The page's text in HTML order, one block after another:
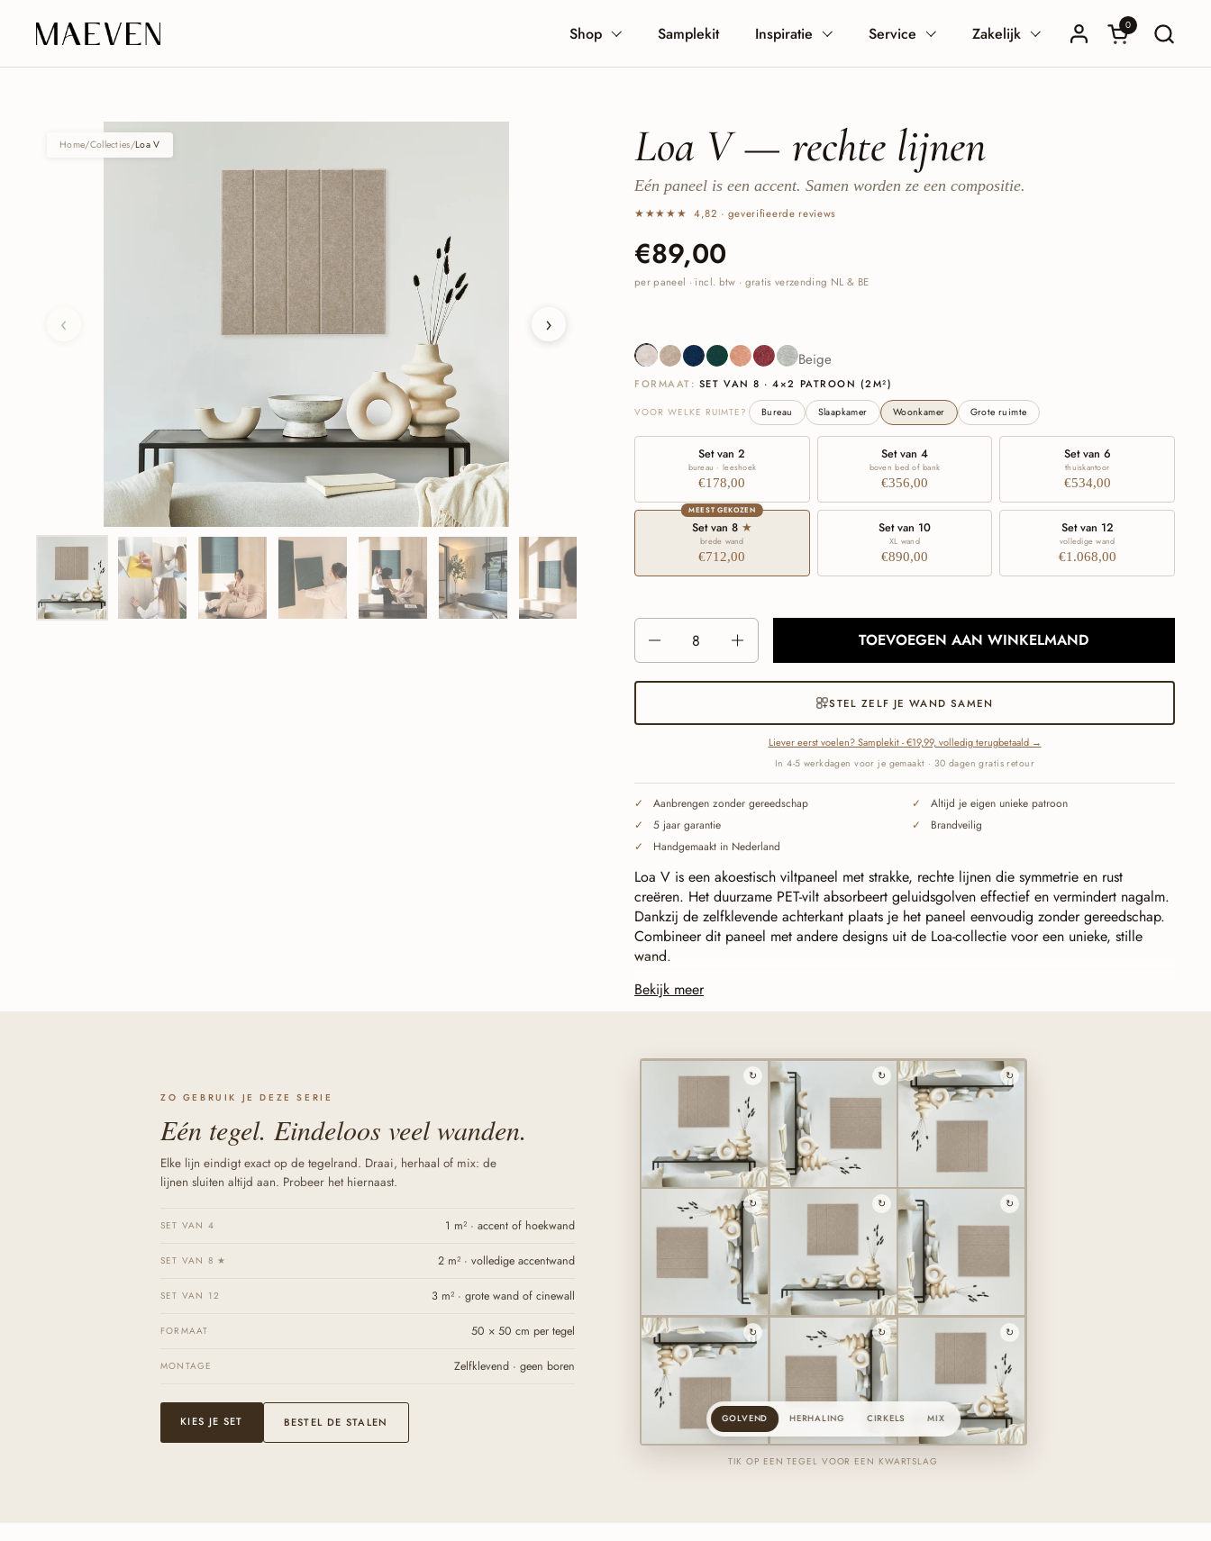
0
Shop Samplekit Inspiratie Service Zakelijk
Home/Collecties/Loa V
‹ ›
Loa V — rechte lijnen
Eén paneel is een accent. Samen worden ze een compositie.
★★★★★ 4,82 · geverifieerde reviews
Prijs:
€89,00
per paneel · incl. btw · gratis verzending NL & BE
BeigeSandNavyDeep Green
CognacBurgundy
Sage Green
Beige
FORMAAT: SET VAN 8 · 4×2 PATROON (2M²)
VOOR WELKE RUIMTE? Bureau Slaapkamer Woonkamer Grote ruimte
Set van 2
bureau · leeshoek
€178,00
Set van 4
boven bed of bank
€356,00
Set van 6
thuiskantoor
€534,00
MEEST GEKOZEN
Set van 8 ★
brede wand
€712,00
Set van 10
XL wand
€890,00
Set van 12
volledige wand
€1.068,00
Aantal
TOEVOEGEN AAN WINKELMAND
STEL ZELF JE WAND SAMEN
Liever eerst voelen? Samplekit - €19,99, volledig terugbetaald →
In 4-5 werkdagen voor je gemaakt · 30 dagen gratis retour
Aanbrengen zonder gereedschap
Altijd je eigen unieke patroon
5 jaar garantie
Brandveilig
Handgemaakt in Nederland
Bekijk meer
Loa V is een akoestisch viltpaneel met strakke, rechte lijnen die symmetrie en rust
creëren. Het duurzame PET-vilt absorbeert geluidsgolven effectief en vermindert nagalm.
Dankzij de zelfklevende achterkant plaats je het paneel eenvoudig zonder gereedschap.
Combineer dit paneel met andere designs uit de Loa-collectie voor een unieke, stille
wand.
Doorlopend gesneden (baffle cut), naadloos te koppelen.
ZO GEBRUIK JE DEZE SERIE
Eén tegel. Eindeloos veel wanden.
Elke lijn eindigt exact op de tegelrand. Draai, herhaal of mix: de
lijnen sluiten altijd aan. Probeer het hiernaast.
SET VAN 4 1 m² · accent of hoekwand
SET VAN 8 ★ 2 m² · volledige accentwand
SET VAN 12 3 m² · grote wand of cinewall
FORMAAT 50 × 50 cm per tegel
MONTAGE Zelfklevend · geen boren
KIES JE SET BESTEL DE STALEN
↻ ↻ ↻
↻ ↻ ↻
↻ ↻ ↻
GOLVEND HERHALING CIRKELS MIX
TIK OP EEN TEGEL VOOR EEN KWARTSLAG